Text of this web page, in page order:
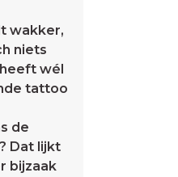
wakker,
niets
wél
tattoo
de
Dat lijkt
bijzaak